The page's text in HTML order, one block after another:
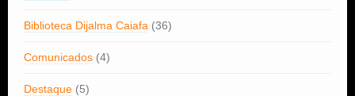
Biblioteca Dijalma Caiafa (36)
Comunicados (4)
Destaque (5)